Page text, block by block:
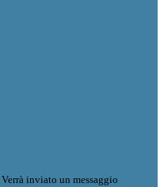
Verrà inviato un messaggio